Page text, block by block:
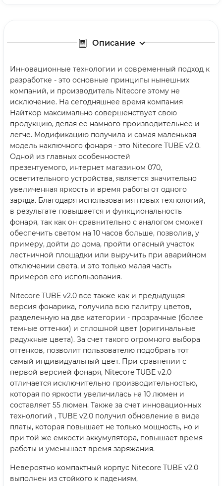
Описание
Инновационные технологии и современный подход к
разработке - это основные принципы нынешних
компаний, и производитель Nitecore этому не
исключение. На сегодняшнее время компания
Найткор максимально совершенствует свою
продукцию, делая ее намного производительнее и
легче. Модификацию получила и самая маленькая
модель наключного фонаря - это Nitecore TUBE v2.0.
Одной из главных особенностей
презентуемого, интернет магазином 070,
осветительного устройства, является значительно
увеличенная яркость и время работы от одного
заряда. Благодаря использования новых технологий,
в результате повышается и функциональность
фонаря, так как он сравнительно с аналогом сможет
обеспечить светом на 10 часов больше, позволив, у
примеру, дойти до дома, пройти опасный участок
лестничной площадки или выручить при аварийном
отключении света, и это только малая часть
примеров его использования.
Nitecore TUBE v2.0 все также как и предыдущая
версия фонарика, получила всю палитру цветов,
разделенную на две категории - прозрачные (более
темные оттенки) и сплошной цвет (оригинальные
радужные цвета). За счет такого огромного выбора
оттенков, позволит пользователю подобрать тот
самый индивидуальный цвет. При сравнении с
первой версией фонаря, Nitecore TUBE v2.0
отличается исключительно производительностью,
которая по яркости увеличилась на 10 люмен и
составляет 55 люмен. Также за счет инновационных
технологий , TUBE v2.0 получил обновление в виде
платы, которая повышает не только мощность, но и
при той же емкости аккумулятора, повышает время
работы и уменьшает время заряжания.
Невероятно компактный корпус Nitecore TUBE v2.0
выполнен из стойкого к падениям,